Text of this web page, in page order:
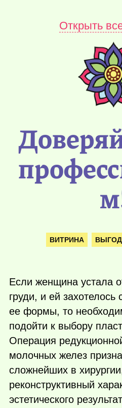
Открыть
ВИТРИНА
Если женщина устала
груди, и ей захотелось
ее формы, то
подойти к выбору
Операция
молочных желез
сложнейших в
реконструктивный
эстетического